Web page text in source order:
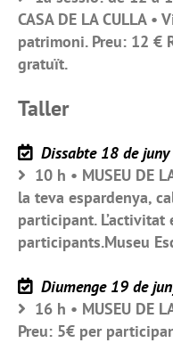
CASA DE LA CULLA
patrimoni. Preu: 12 €
gratuït.
Taller
Dissabte 18 de juny
10 h • MUSEU DE
la teva espardenya,
participant.
participants.Museu
Diumenge 19 de
16 h • MUSEU DE
Preu: 5€ per